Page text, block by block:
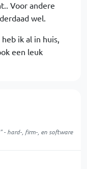
Voor andere
wel.
ik al in huis,
een leuk
- hard-, firm-, en software